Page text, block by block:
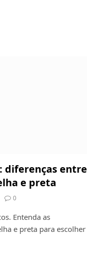
diferenças entre
e preta
0
Entenda as
e preta para escolher